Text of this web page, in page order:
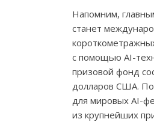
Напомним,
станет
с помощью AI-
призовой фонд
долларов США. По
для мировых AI-
из крупнейших